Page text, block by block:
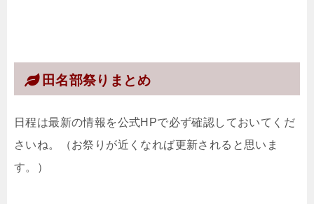
田名部祭りまとめ
日程は最新の情報を公式HPで必ず確認しておいてくだ
さいね。（お祭りが近くなれば更新されると思いま
す。）